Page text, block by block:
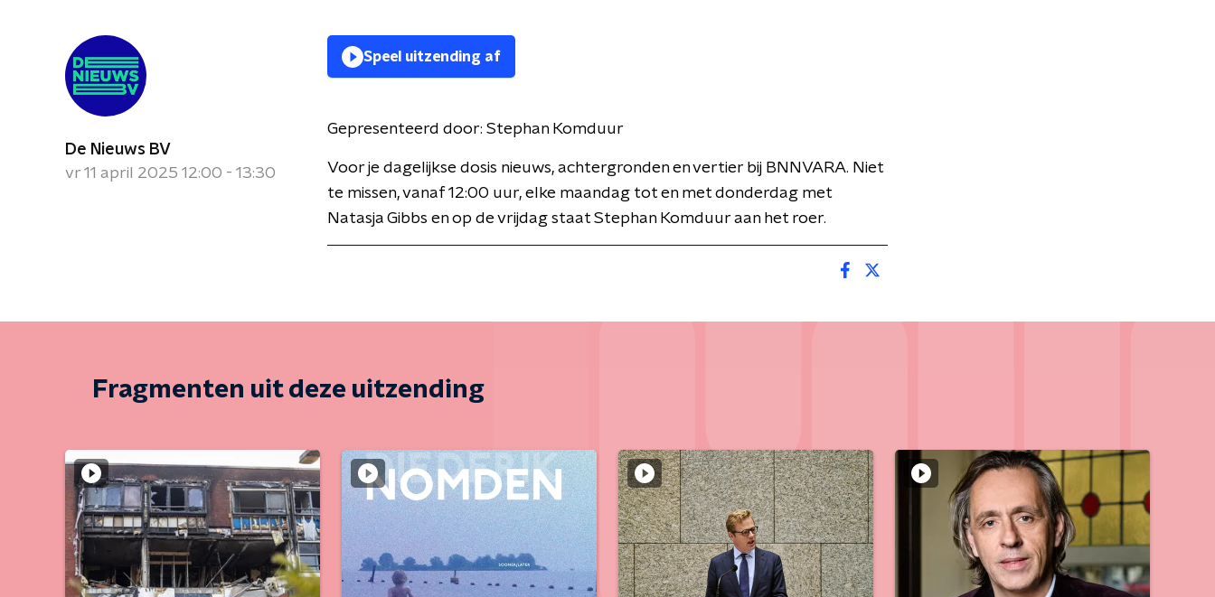
De Nieuws BV
vr 11 april 2025 12:00 - 13:30
Speel uitzending af
Gepresenteerd door: Stephan Komduur
Voor je dagelijkse dosis nieuws, achtergronden en vertier bij BNNVARA. Niet
te missen, vanaf 12:00 uur, elke maandag tot en met donderdag met
Natasja Gibbs en op de vrijdag staat Stephan Komduur aan het roer.
Fragmenten uit deze uitzending